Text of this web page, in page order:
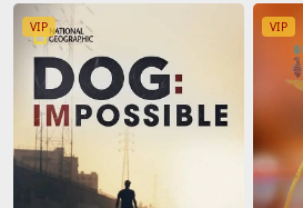
VIP VIP